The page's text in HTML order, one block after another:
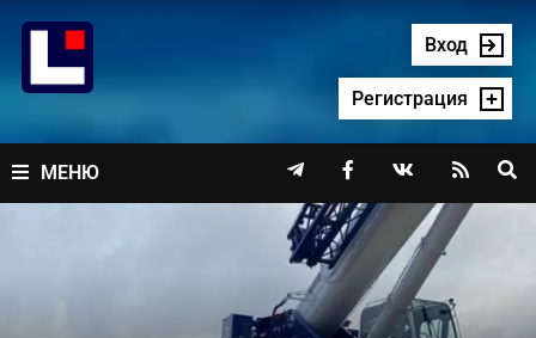
содержимому
Вход
Регистрация
МЕНЮ    